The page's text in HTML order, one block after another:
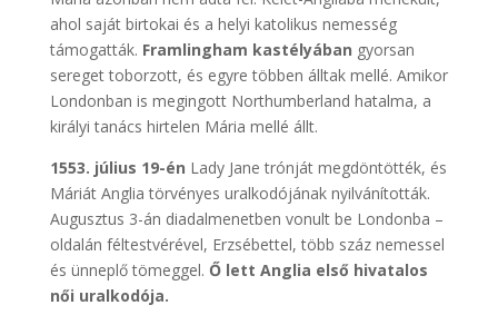
ahol saját birtokai és a helyi katolikus nemesség
támogatták. Framlingham kastélyában gyorsan
sereget toborzott, és egyre többen álltak mellé. Amikor
Londonban is megingott Northumberland hatalma, a
királyi tanács hirtelen Mária mellé állt.
1553. július 19-én Lady Jane trónját megdöntötték, és
Máriát Anglia törvényes uralkodójának nyilvánították.
Augusztus 3-án diadalmenetben vonult be Londonba –
oldalán féltestvérével, Erzsébettel, több száz nemessel
és ünneplő tömeggel. Ő lett Anglia első hivatalos
női uralkodója.